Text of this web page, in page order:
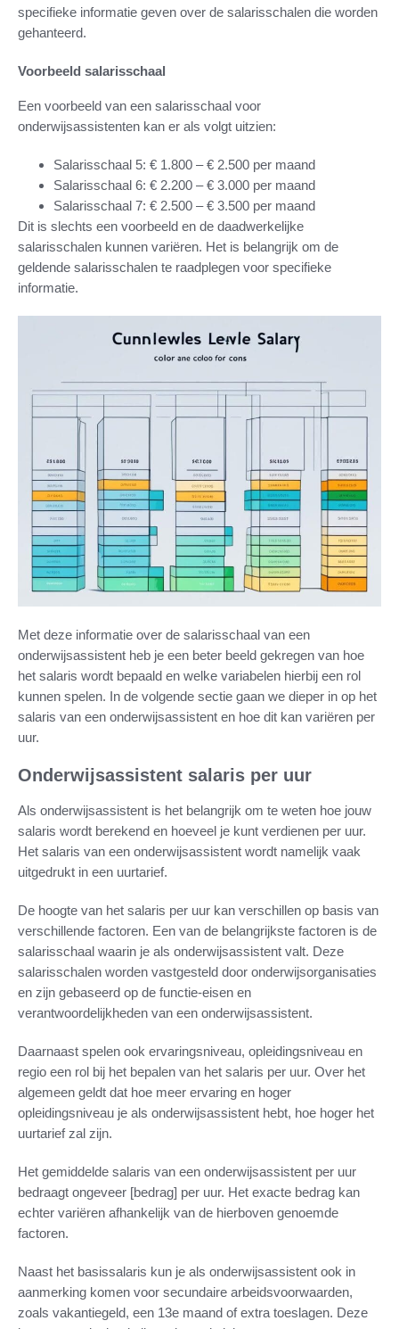
specifieke informatie geven over de salarisschalen die worden
gehanteerd.
Voorbeeld salarisschaal
Een voorbeeld van een salarisschaal voor
onderwijsassistenten kan er als volgt uitzien:
Salarisschaal 5: € 1.800 – € 2.500 per maand
Salarisschaal 6: € 2.200 – € 3.000 per maand
Salarisschaal 7: € 2.500 – € 3.500 per maand
Dit is slechts een voorbeeld en de daadwerkelijke
salarisschalen kunnen variëren. Het is belangrijk om de
geldende salarisschalen te raadplegen voor specifieke
informatie.
Met deze informatie over de salarisschaal van een
onderwijsassistent heb je een beter beeld gekregen van hoe
het salaris wordt bepaald en welke variabelen hierbij een rol
kunnen spelen. In de volgende sectie gaan we dieper in op het
salaris van een onderwijsassistent en hoe dit kan variëren per
uur.
Onderwijsassistent salaris per uur
Als onderwijsassistent is het belangrijk om te weten hoe jouw
salaris wordt berekend en hoeveel je kunt verdienen per uur.
Het salaris van een onderwijsassistent wordt namelijk vaak
uitgedrukt in een uurtarief.
De hoogte van het salaris per uur kan verschillen op basis van
verschillende factoren. Een van de belangrijkste factoren is de
salarisschaal waarin je als onderwijsassistent valt. Deze
salarisschalen worden vastgesteld door onderwijsorganisaties
en zijn gebaseerd op de functie-eisen en
verantwoordelijkheden van een onderwijsassistent.
Daarnaast spelen ook ervaringsniveau, opleidingsniveau en
regio een rol bij het bepalen van het salaris per uur. Over het
algemeen geldt dat hoe meer ervaring en hoger
opleidingsniveau je als onderwijsassistent hebt, hoe hoger het
uurtarief zal zijn.
Het gemiddelde salaris van een onderwijsassistent per uur
bedraagt ongeveer [bedrag] per uur. Het exacte bedrag kan
echter variëren afhankelijk van de hierboven genoemde
factoren.
Naast het basissalaris kun je als onderwijsassistent ook in
aanmerking komen voor secundaire arbeidsvoorwaarden,
zoals vakantiegeld, een 13e maand of extra toeslagen. Deze